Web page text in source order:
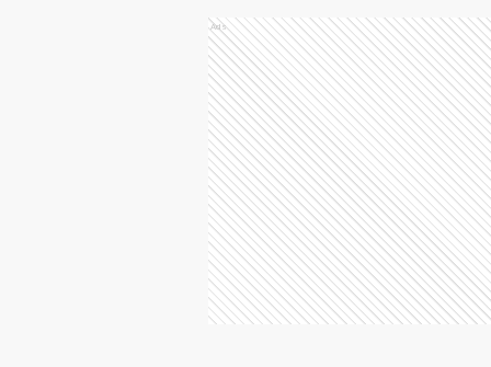
Ads